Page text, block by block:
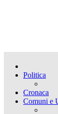
Politica
Cronaca
Comuni e